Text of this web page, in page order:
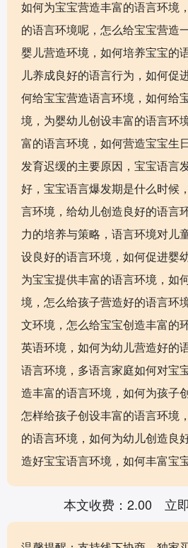
如何为宝宝营造丰富的语言环境
的语言环境呢，怎么给宝宝营造
婴儿营造环境，如何培养宝宝的
儿养成良好的语言行为，如何促
何给宝宝营造语言环境，如何给
境，为婴幼儿创设丰富的语言环
富的语言环境，如何营造宝宝生
发育迟缓的主要原因，宝宝语言
好，宝宝语言爆发期是什么时候
言环境，给幼儿创造良好的语言
力的培养与策略，语言环境对儿
设良好的语言环境，如何促进婴
为宝宝提供丰富的语言环境，如
境，怎么给孩子营造好的语言环
文环境，怎么给宝宝创造丰富的
英语环境，如何为幼儿营造好的
语言环境，多语言家庭如何对宝
造丰富的语言环境，如何为孩子
怎样给孩子创设丰富的语言环境
的语言环境，如何为幼儿创造良
造好宝宝语言环境，如何丰富宝
本文收费：2.00 立